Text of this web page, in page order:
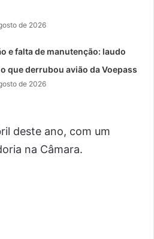
de 2026
e falta de manutenção: laudo
que derrubou avião da Voepass
de 2026
deste ano, com um
na Câmara.